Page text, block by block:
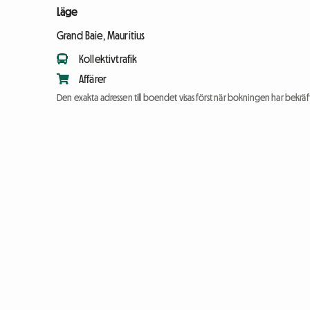
Läge
Grand Baie, Mauritius
Kollektivtrafik
Affärer
Den exakta adressen till boendet visas först när bokningen har